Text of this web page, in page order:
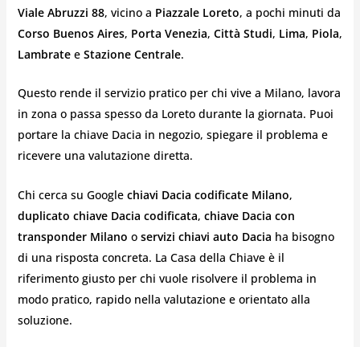
Viale Abruzzi 88, vicino a Piazzale Loreto, a pochi minuti da
Corso Buenos Aires, Porta Venezia, Città Studi, Lima, Piola,
Lambratee Stazione Centrale.
Questo rende il servizio pratico per chi vive a Milano, lavora
in zona o passa spesso da Loreto durante la giornata. Puoi
portare la chiave Dacia in negozio, spiegare il problema e
ricevere una valutazione diretta.
Chi cerca su Google chiavi Dacia codificate Milano,
duplicato chiave Dacia codificata, chiave Dacia con
transponder Milano o servizi chiavi auto Dacia ha bisogno
di una risposta concreta. La Casa della Chiave è il
riferimento giusto per chi vuole risolvere il problema in
modo pratico, rapido nella valutazione e orientato alla
soluzione.